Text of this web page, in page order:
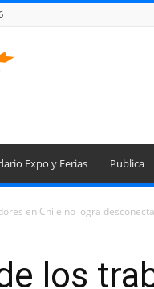
Expo y Ferias Publica
en Chile no logra
los